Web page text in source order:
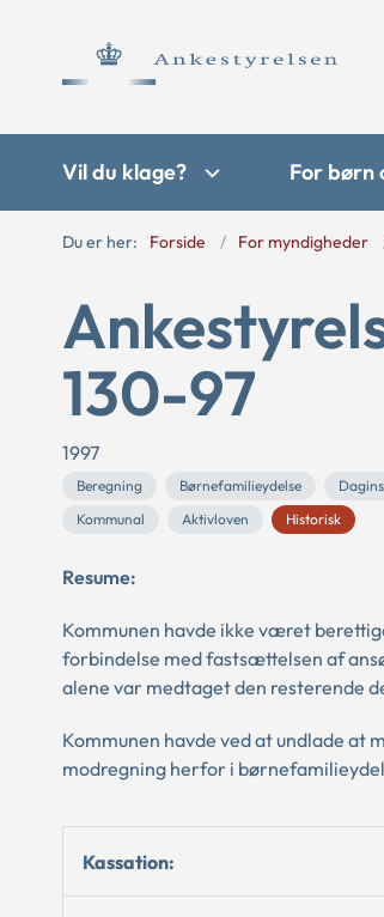
Vil du klage? For børn
Du er her: Forside For myndigheder
130-97
1997
Beregning Børnefamilieydelse
Kommunal
Aktivloven Historisk
Resume:
Kommunen havde ikke været
forbindelse med fastsættelsen af
alene var medtaget den resterende
Kommunen havde ved at undlade
modregning herfor i
Kassation: